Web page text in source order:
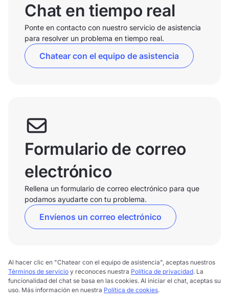
Chat en tiempo real
Ponte en contacto con nuestro servicio de asistencia
para resolver un problema en tiempo real.
Chatear con el equipo de asistencia
Formulario de correo
electrónico
Rellena un formulario de correo electrónico para que
podamos ayudarte con tu problema.
Envíenos un correo electrónico
Al hacer clic en "Chatear con el equipo de asistencia", aceptas nuestros
Términos de servicio y reconoces nuestra Política de privacidad. La
funcionalidad del chat se basa en las cookies. Al iniciar el chat, aceptas su
uso. Más información en nuestra Política de cookies.